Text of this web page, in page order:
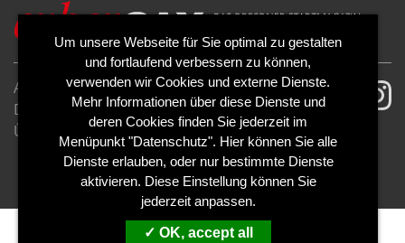
AGB
Impressum
Datenschutzerklärung
Cookies
Über uns
Kontakt
Mediadaten
Abo kündigen
Abo widerrufen
Um unsere Webseite für Sie optimal zu gestalten
und fortlaufend verbessern zu können,
verwenden wir Cookies und externe Dienste.
Mehr Informationen über diese Dienste und
deren Cookies finden Sie jederzeit im
Menüpunkt "Datenschutz". Hier können Sie alle
Dienste erlauben, oder nur bestimmte Dienste
aktivieren. Diese Einstellung können Sie
jederzeit anpassen.
OK, accept all